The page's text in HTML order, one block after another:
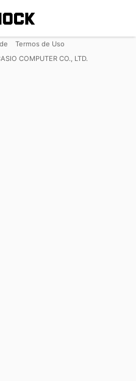
Termos de Uso
COMPUTER CO., LTD.